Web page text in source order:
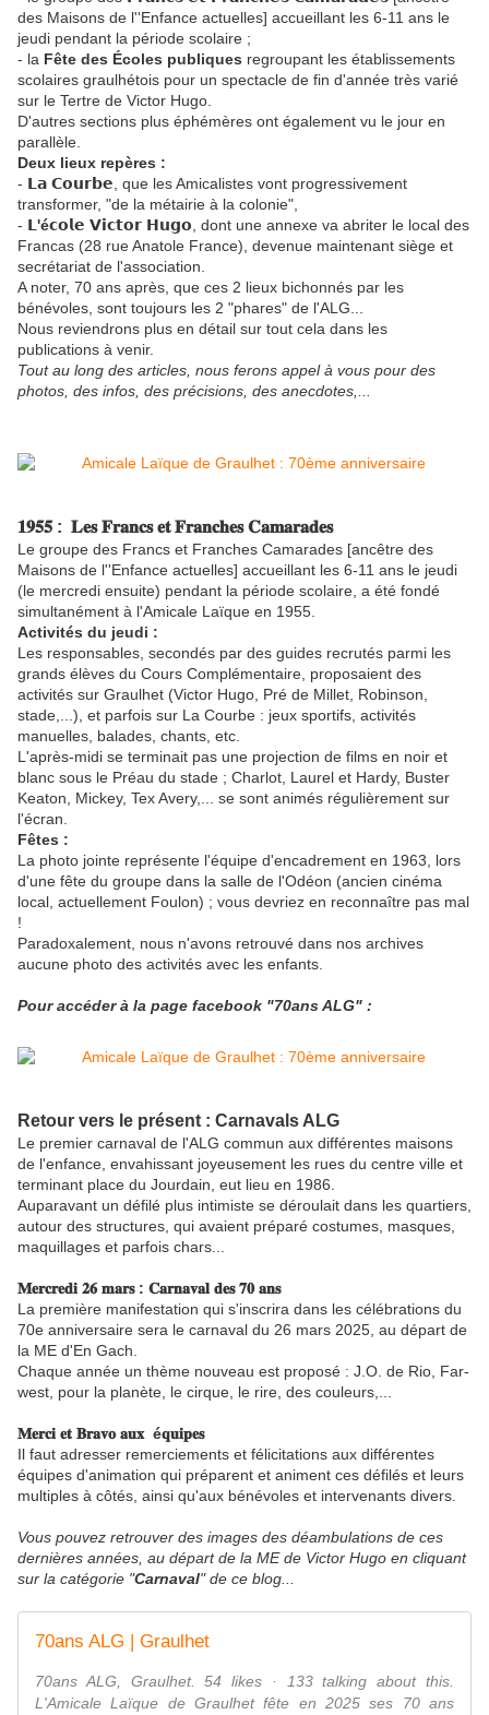
des Maisons de l''Enfance actuelles] accueillant les 6-11 ans le
jeudi pendant la période scolaire ;
- la Fête des Écoles publiques regroupant les établissements
scolaires graulhétois pour un spectacle de fin d'année très varié
sur le Tertre de Victor Hugo.
D'autres sections plus éphémères ont également vu le jour en
parallèle.
Deux lieux repères :
- 𝗟𝗮 𝗖𝗼𝘂𝗿𝗯𝗲 , que les Amicalistes vont progressivement
transformer, "de la métairie à la colonie",
- 𝗟'é𝗰𝗼𝗹𝗲 𝗩𝗶𝗰𝘁𝗼𝗿 𝗛𝘂𝗴𝗼 , dont une annexe va abriter le local des
Francas (28 rue Anatole France), devenue maintenant siège et
secrétariat de l'association.
A noter, 70 ans après, que ces 2 lieux bichonnés par les
bénévoles, sont toujours les 2 "phares" de l'ALG...
Nous reviendrons plus en détail sur tout cela dans les
publications à venir.
Tout au long des articles, nous ferons appel à vous pour des
photos, des infos, des précisions, des anecdotes,...
𝟏𝟗𝟓𝟓 : 𝐋𝐞𝐬 𝐅𝐫𝐚𝐧𝐜𝐬 𝐞𝐭 𝐅𝐫𝐚𝐧𝐜𝐡𝐞𝐬 𝐂𝐚𝐦𝐚𝐫𝐚𝐝𝐞𝐬
Le groupe des Francs et Franches Camarades [ancêtre des
Maisons de l''Enfance actuelles] accueillant les 6-11 ans le jeudi
(le mercredi ensuite) pendant la période scolaire, a été fondé
simultanément à l'Amicale Laïque en 1955.
Activités du jeudi :
Les responsables, secondés par des guides recrutés parmi les
grands élèves du Cours Complémentaire, proposaient des
activités sur Graulhet (Victor Hugo, Pré de Millet, Robinson,
stade,...), et parfois sur La Courbe : jeux sportifs, activités
manuelles, balades, chants, etc.
L'après-midi se terminait pas une projection de films en noir et
blanc sous le Préau du stade ; Charlot, Laurel et Hardy, Buster
Keaton, Mickey, Tex Avery,... se sont animés régulièrement sur
l'écran.
Fêtes :
La photo jointe représente l'équipe d'encadrement en 1963, lors
d'une fête du groupe dans la salle de l'Odéon (ancien cinéma
local, actuellement Foulon) ; vous devriez en reconnaître pas mal
!
Paradoxalement, nous n'avons retrouvé dans nos archives
aucune photo des activités avec les enfants.
Pour accéder à la page facebook "70ans ALG" :
Retour vers le présent : Carnavals ALG
Le premier carnaval de l'ALG commun aux différentes maisons
de l'enfance, envahissant joyeusement les rues du centre ville et
terminant place du Jourdain, eut lieu en 1986.
Auparavant un défilé plus intimiste se déroulait dans les quartiers,
autour des structures, qui avaient préparé costumes, masques,
maquillages et parfois chars...
𝐌𝐞𝐫𝐜𝐫𝐞𝐝𝐢 𝟐𝟔 𝐦𝐚𝐫𝐬 : 𝐂𝐚𝐫𝐧𝐚𝐯𝐚𝐥 𝐝𝐞𝐬 𝟕𝟎 𝐚𝐧𝐬
La première manifestation qui s'inscrira dans les célébrations du
70e anniversaire sera le carnaval du 26 mars 2025, au départ de
la ME d'En Gach.
Chaque année un thème nouveau est proposé : J.O. de Rio, Far-
west, pour la planète, le cirque, le rire, des couleurs,...
𝐌𝐞𝐫𝐜𝐢 𝐞𝐭 𝐁𝐫𝐚𝐯𝐨 𝐚𝐮𝐱 é𝐪𝐮𝐢𝐩𝐞𝐬
Il faut adresser remerciements et félicitations aux différentes
équipes d'animation qui préparent et animent ces défilés et leurs
multiples à côtés, ainsi qu'aux bénévoles et intervenants divers.
Vous pouvez retrouver des images des déambulations de ces
dernières années, au départ de la ME de Victor Hugo en cliquant
sur la catégorie "Carnaval" de ce blog...
70ans ALG | Graulhet
70ans ALG, Graulhet. 54 likes · 133 talking about this.
L'Amicale Laïque de Graulhet fête en 2025 ses 70 ans